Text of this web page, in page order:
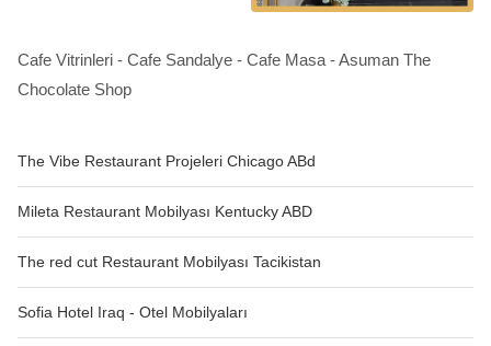
The Vibe Restaurant Projeleri Chicago ABd
Mileta Restaurant Mobilyası Kentucky ABD
The red cut Restaurant Mobilyası Tacikistan
Sofia Hotel Iraq - Otel Mobilyaları
Cafe Vitrinleri - Cafe Sandalye - Cafe Masa - Asuman The
Chocolate Shop